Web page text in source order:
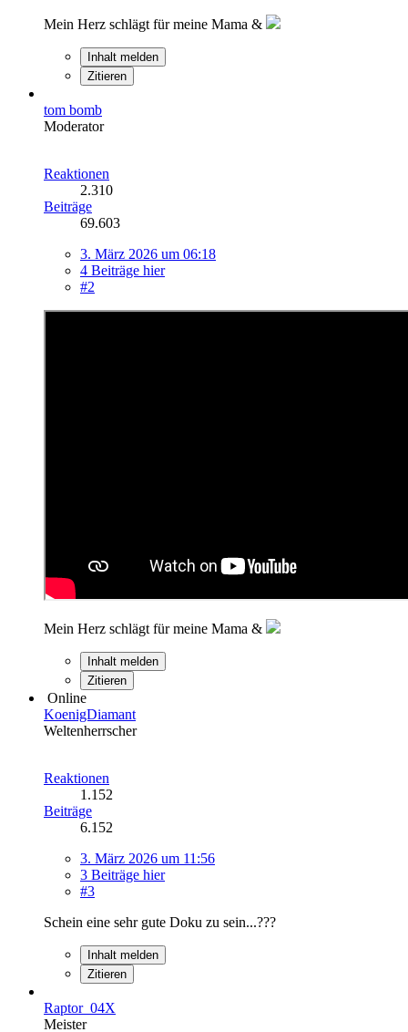
Mein Herz schlägt für meine Mama &
Inhalt melden
Zitieren
tom bomb
Moderator
Reaktionen
2.310
Beiträge
69.603
3. März 2026 um 06:18
4 Beiträge hier
#2
Mein Herz schlägt für meine Mama &
Inhalt melden
Zitieren
Online
KoenigDiamant
Weltenherrscher
Reaktionen
1.152
Beiträge
6.152
3. März 2026 um 11:56
3 Beiträge hier
#3
Schein eine sehr gute Doku zu sein...???
Inhalt melden
Zitieren
Raptor_04X
Meister